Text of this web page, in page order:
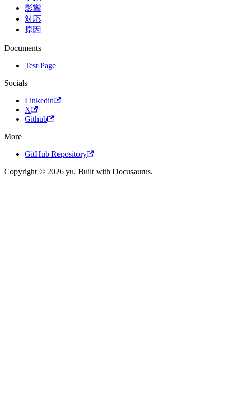
影響
対応
原因
Documents
Test Page
Socials
Linkedin
X
Github
More
GitHub Repository
Copyright © 2026 yu. Built with Docusaurus.